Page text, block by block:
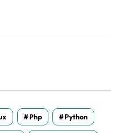
Php Python